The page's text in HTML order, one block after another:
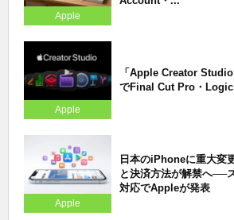
Apple
Apple
「Apple Creator
でFinal Cut Pro・
Apple
日本のiPhoneに重大変
と決済方法が解禁へ──
対応でAppleが発表